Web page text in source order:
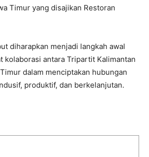
Timur yang disajikan Restoran
diharapkan menjadi langkah awal
kolaborasi antara Tripartit Kalimantan
dalam menciptakan hubungan
produktif, dan berkelanjutan.